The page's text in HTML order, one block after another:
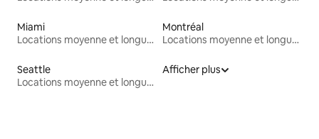
Miami
Locations moyenne et longue durée
Montréal
Locations moyenne et longue durée
Seattle
Locations moyenne et longue durée
Afficher plus